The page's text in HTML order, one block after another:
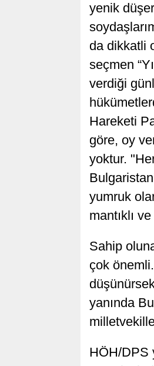
yenik
da dikkatli
seçmen
verdiği
Hareketi
göre, oy
yoktur.
yumruk
mantıklı
Sahip
çok
yanında
HÖH/DPS